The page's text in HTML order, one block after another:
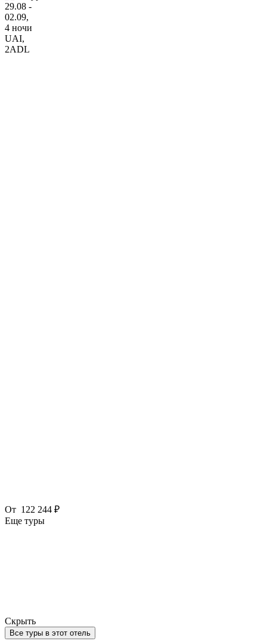
29.08 -
02.09,
4 ночи
UAI,
2ADL
От 122 244 ₽
Еще туры
Скрыть
Все туры в этот отель